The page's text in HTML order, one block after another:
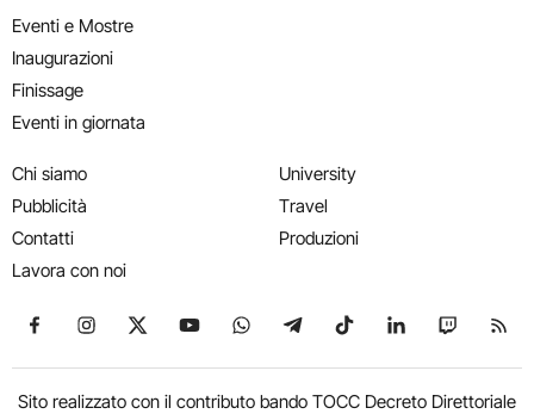
Eventi e Mostre
Inaugurazioni
Finissage
Eventi in giornata
Chi siamo
Pubblicità
Contatti
Lavora con noi
University
Travel
Produzioni
Seguici su Facebook
Seguici su Instagram
Seguici su X
Seguici su YouTube
Seguici su WhatsApp
Seguici su Telegram
Seguici su TikTok
Seguici su
Seguici
Sito realizzato con il contributo bando TOCC Decreto Direttoriale